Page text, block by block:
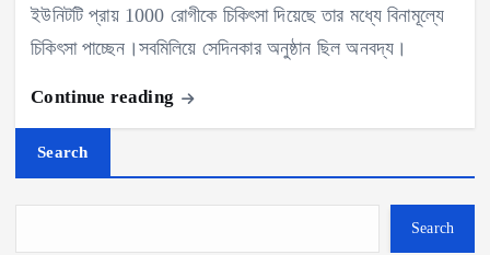
ইউনিটটি প্রায় 1000 রোগীকে চিকিৎসা দিয়েছে তার মধ্যে বিনামূল্যে
চিকিৎসা পাচ্ছেন।সবমিলিয়ে সেদিনকার অনুষ্ঠান ছিল অনবদ্য।
Continue reading
Search
Search